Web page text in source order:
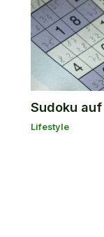
Sudoku
Lifestyle